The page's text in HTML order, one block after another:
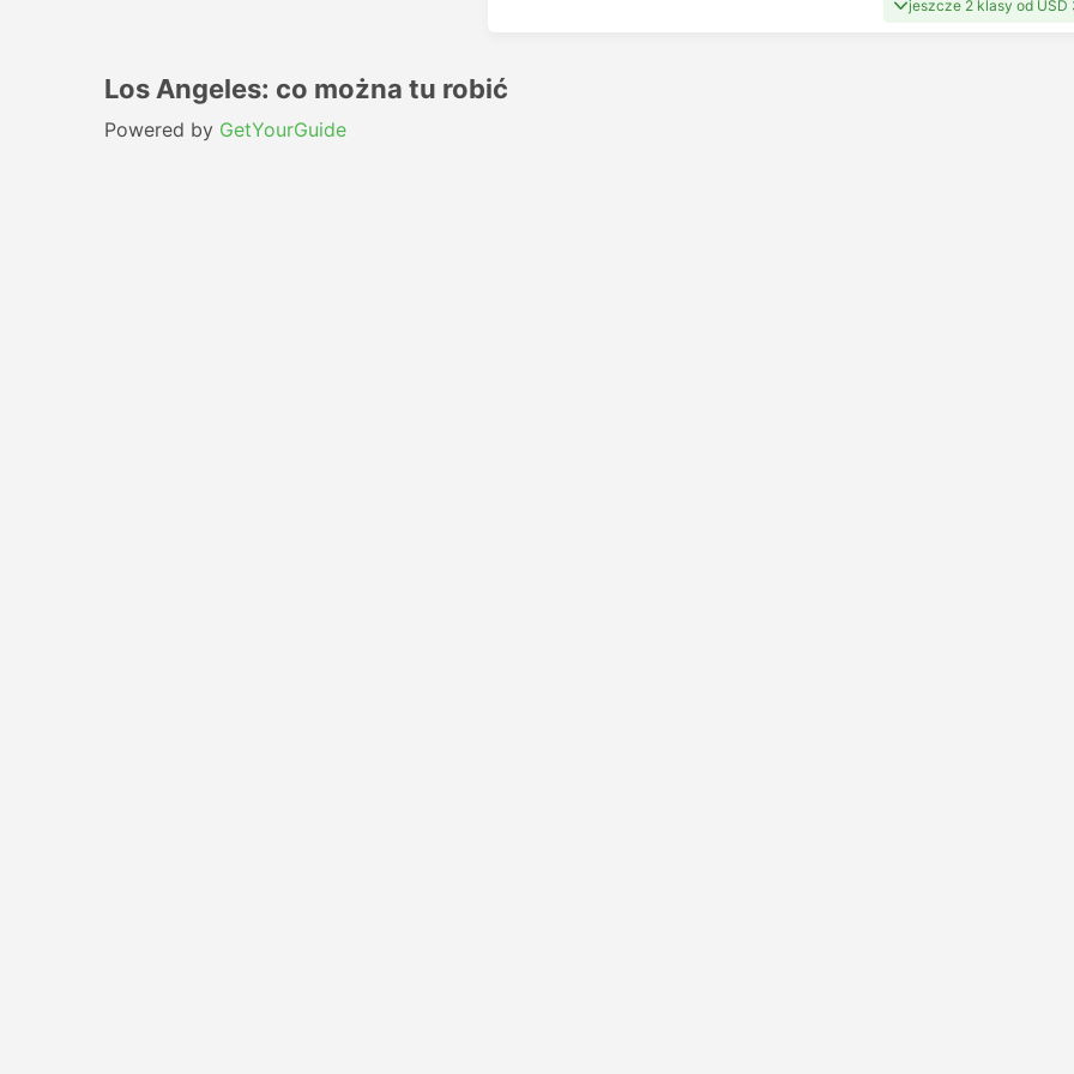
jeszcze 2 klasy od USD
Los Angeles: co można tu robić
Powered by GetYourGuide